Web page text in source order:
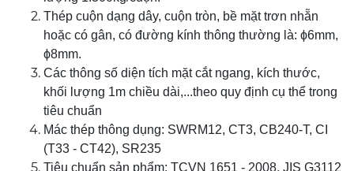
Thép cuộn dạng dây, cuộn tròn, bề mặt trơn nhẵn
hoặc có gân, có đường kính thông thường là: ϕ6mm,
ϕ8mm.
Các thông số diện tích mặt cắt ngang, kích thước,
khối lượng 1m chiều dài,...theo quy định cụ thể trong
tiêu chuẩn
Mác thép thông dụng: SWRM12, CT3, CB240-T, CI
(T33 - CT42), SR235
Tiêu chuẩn sản phẩm: TCVN 1651 - 2008, JIS G3112